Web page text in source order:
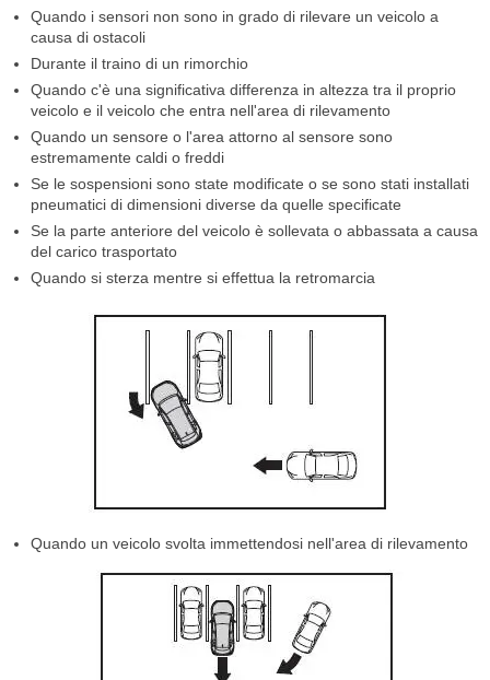
Quando i sensori non sono in grado di rilevare un veicolo a
causa di ostacoli
Durante il traino di un rimorchio
Quando c'è una significativa differenza in altezza tra il proprio
veicolo e il veicolo che entra nell'area di rilevamento
Quando un sensore o l'area attorno al sensore sono
estremamente caldi o freddi
Se le sospensioni sono state modificate o se sono stati installati
pneumatici di dimensioni diverse da quelle specificate
Se la parte anteriore del veicolo è sollevata o abbassata a causa
del carico trasportato
Quando si sterza mentre si effettua la retromarcia
Quando un veicolo svolta immettendosi nell'area di rilevamento